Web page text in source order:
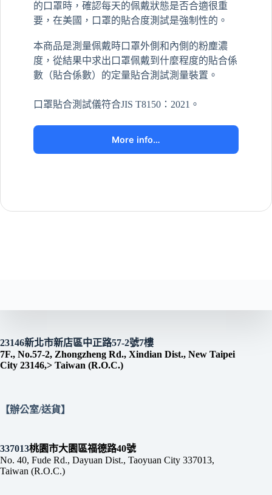
的口罩時，確認每天的佩戴狀態是否合適很重
要，在美國，口罩的貼合度測試是強制性的。
本商品是測量佩戴時口罩外側和內側的粉塵濃
度，從結果中求出口罩佩戴到什麼程度的貼合係
數（貼合係數）的定量貼合測試測量裝置。
口罩貼合測試儀符合JIS T8150：2021。
More info…
23146新北市新店區中正路57-2號7樓
7F., No.57-2, Zhongzheng Rd., Xindian Dist., New Taipei
City 23146,> Taiwan (R.O.C.)
【辦公室/送貨】
337013桃園市大園區福德路40號
No. 40, Fude Rd., Dayuan Dist., Taoyuan City 337013,
Taiwan (R.O.C.)